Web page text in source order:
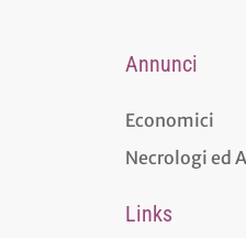
Annunci
Economici
Necrologi ed
Links